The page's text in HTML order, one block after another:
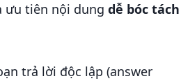
ưu tiên nội dung dễ bóc tách
trả lời độc lập (answer